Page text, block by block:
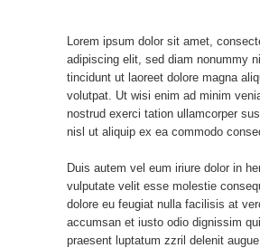
Lorem ipsum dolor sit amet,
adipiscing elit, sed diam nonummy
tincidunt ut laoreet dolore magna
volutpat. Ut wisi enim ad minim
nostrud exerci tation ullamcorper
nisl ut aliquip ex ea commodo
Duis autem vel eum iriure dolor in
vulputate velit esse molestie
dolore eu feugiat nulla facilisis at
accumsan et iusto odio dignissim
praesent luptatum zzril delenit